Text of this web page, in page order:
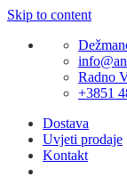
Skip to content
Radno
+3851
Dostava
Uvjeti prodaje
Kontakt